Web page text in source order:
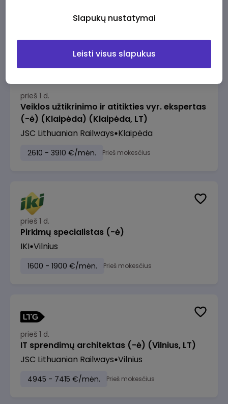
prieš 1 d.
Veiklos užtikrinimo ir atitikties vyr. ekspertas
(-ė) (Klaipėda) (Klaipėda, LT)
JSC Lithuanian Railways Klaipėda
2610 - 3910 €/mėn. Prieš mokesčius
prieš 1 d.
Pirkimų specialistas (-ė)
IKI Vilnius
1600 - 1900 €/mėn. Prieš mokesčius
prieš 1 d.
IT sprendimų architektas (-ė) (Vilnius, LT)
JSC Lithuanian Railways Vilnius
4945 - 7415 €/mėn. Prieš mokesčius
Slapukų nustatymai
Leisti visus slapukus